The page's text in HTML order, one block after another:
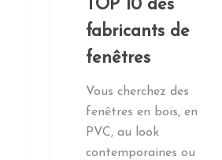
TOP 10 des
fabricants de
fenêtres
Vous cherchez des
fenêtres en bois, en
PVC, au look
contemporaines ou